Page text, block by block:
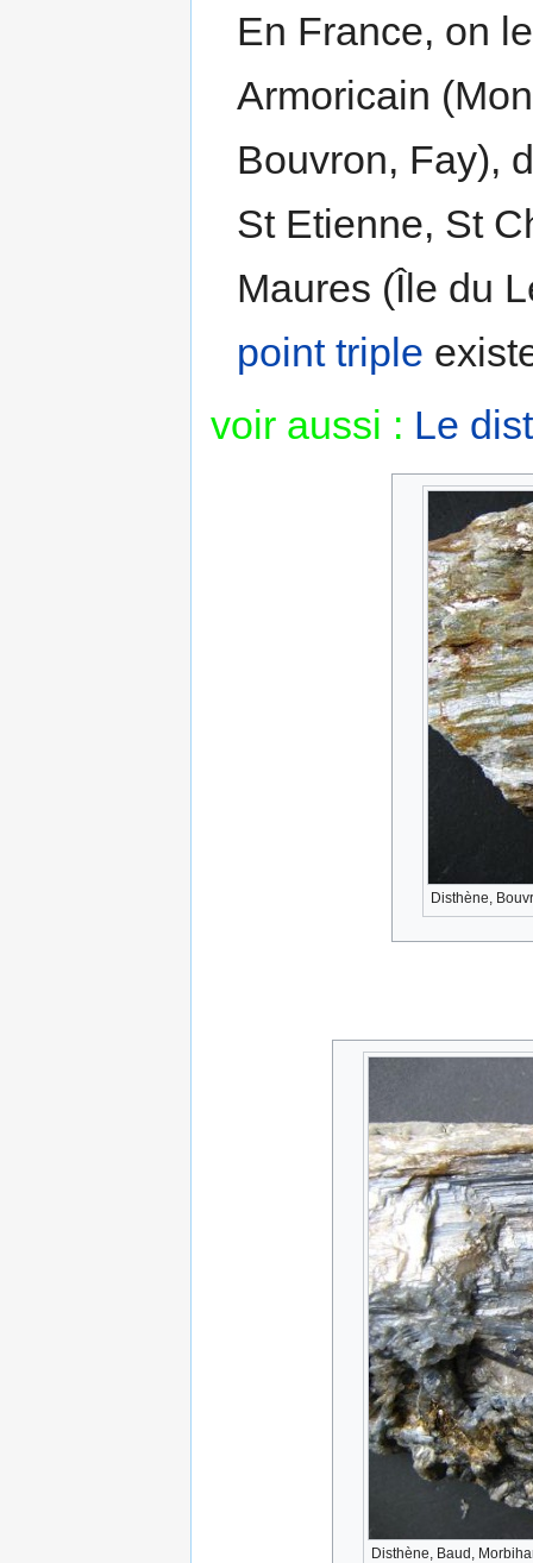
En France, on
Armoricain
Bouvron, Fay),
St Etienne, St
Maures (Île du
point triple
voir aussi : Le
Disthène,
Disthène, Baud,